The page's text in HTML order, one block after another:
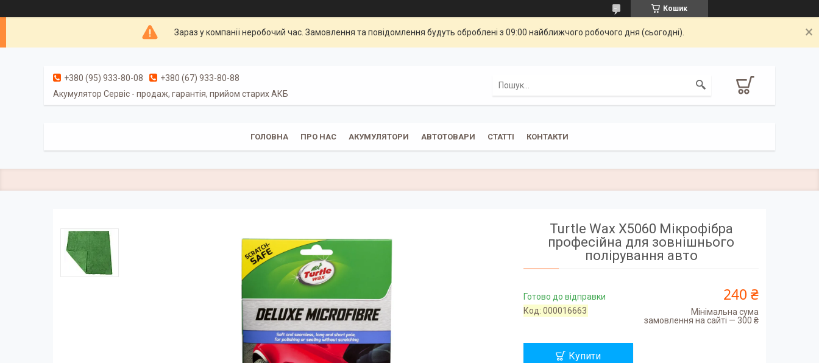
Кошик
Зараз у компанії неробочий час. Замовлення та повідомлення будуть оброблені з 09:00 найближчого робочого дня (сьогодні).
+380 (95) 933-80-08
+380 (67) 933-80-88
Акумулятор Сервіс - продаж, гарантія, прийом старих АКБ
ГОЛОВНА ПРО НАС АКУМУЛЯТОРИ АВТОТОВАРИ СТАТТІ КОНТАКТИ
Turtle Wax X5060 Мікрофібра
професійна для зовнішнього
полірування авто
Готово до відправки
Код:000016663
240 ₴
Мінімальна сума
замовлення на сайті — 300 ₴
Купити